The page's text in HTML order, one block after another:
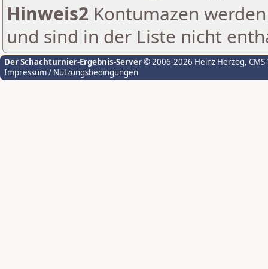
Hinweis2 Kontumazen
und sind in der Liste nicht
Der Schachturnier-Ergebnis-Server© 2006-2026 Heinz Herzog,
Impressum / Nutzungsbedingungen